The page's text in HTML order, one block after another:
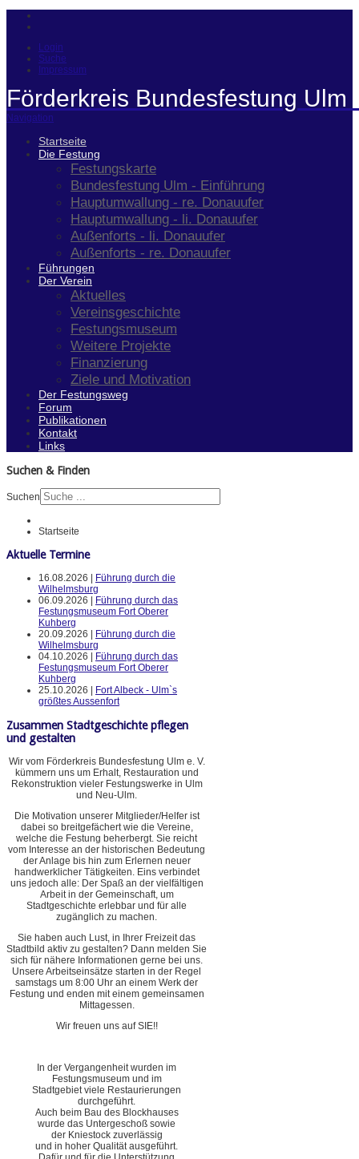
Login
Suche
Impressum
Förderkreis Bundesfestung Ulm
Navigation
Startseite
Die Festung
Festungskarte
Bundesfestung Ulm - Einführung
Hauptumwallung - re. Donauufer
Hauptumwallung - li. Donauufer
Außenforts - li. Donauufer
Außenforts - re. Donauufer
Führungen
Der Verein
Aktuelles
Vereinsgeschichte
Festungsmuseum
Weitere Projekte
Finanzierung
Ziele und Motivation
Der Festungsweg
Forum
Publikationen
Kontakt
Links
Suchen & Finden
Suchen
Startseite
Aktuelle Termine
16.08.2026 |
Führung durch die
Wilhelmsburg
06.09.2026 |
Führung durch das
Festungsmuseum Fort Oberer
Kuhberg
20.09.2026 |
Führung durch die
Wilhelmsburg
04.10.2026 |
Führung durch das
Festungsmuseum Fort Oberer
Kuhberg
25.10.2026 |
Fort Albeck - Ulm`s
größtes Aussenfort
Zusammen Stadtgeschichte pflegen
und gestalten
Wir vom Förderkreis Bundesfestung Ulm e. V.
kümmern uns um Erhalt, Restauration und
Rekonstruktion vieler Festungswerke in Ulm
und Neu-Ulm.
Die Motivation unserer Mitglieder/Helfer ist
dabei so breitgefächert wie die Vereine,
welche die Festung beherbergt. Sie reicht
vom Interesse an der historischen Bedeutung
der Anlage bis hin zum Erlernen neuer
handwerklicher Tätigkeiten. Eins verbindet
uns jedoch alle: Der Spaß an der vielfältigen
Arbeit in der Gemeinschaft, um
Stadtgeschichte erlebbar und für alle
zugänglich zu machen.
Sie haben auch Lust, in Ihrer Freizeit das
Stadtbild aktiv zu gestalten? Dann melden Sie
sich für nähere Informationen gerne bei uns.
Unsere Arbeitseinsätze starten in der Regel
samstags um 8:00 Uhr an einem Werk der
Festung und enden mit einem gemeinsamen
Mittagessen.
Wir freuen uns auf SIE!!
In der Vergangenheit wurden im
Festungsmuseum und im
Stadtgebiet viele Restaurierungen
durchgeführt.
Auch beim Bau des Blockhauses
wurde das Untergeschoß sowie
der Kniestock zuverlässig
und in hoher Qualität ausgeführt.